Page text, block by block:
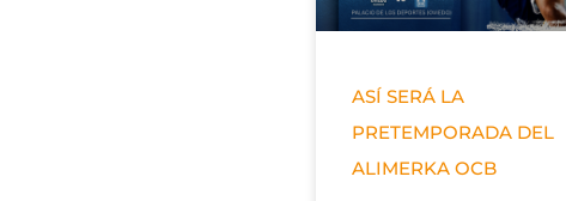
ASÍ SERÁ LA
PRETEMPORADA DEL
ALIMERKA OCB